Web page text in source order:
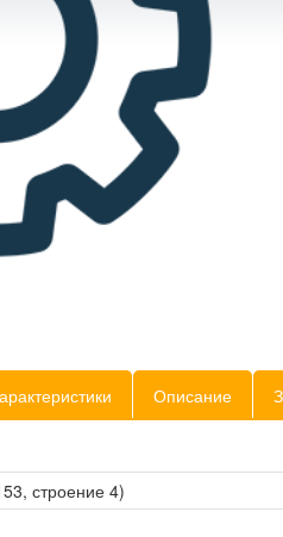
Описание
строение 4)